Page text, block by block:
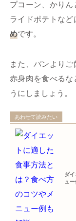
プコーン、かり
ライドポテトな
めです。
また、パンより
赤身肉を食べるな
うにしましょう。
あわせて読みたい
ダ
ュ